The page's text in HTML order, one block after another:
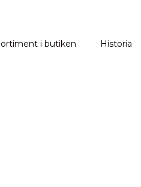
i butiken Historia